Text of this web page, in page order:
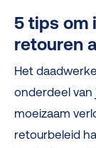
5 tips om
retouren
Het
onderdeel van
moeizaam
retourbeleid